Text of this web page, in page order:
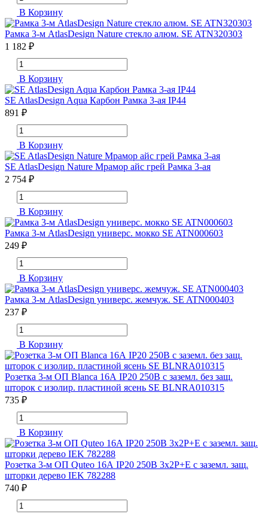
В Корзину
Рамка 3-м AtlasDesign Nature стекло алюм. SE ATN320303
1 182 ₽
В Корзину
SE AtlasDesign Aqua Карбон Рамка 3-ая IP44
891 ₽
В Корзину
SE AtlasDesign Nature Мрамор айс грей Рамка 3-ая
2 754 ₽
В Корзину
Рамка 3-м AtlasDesign универс. мокко SE ATN000603
249 ₽
В Корзину
Рамка 3-м AtlasDesign универс. жемчуж. SE ATN000403
237 ₽
В Корзину
Розетка 3-м ОП Blanca 16А IP20 250В с заземл. без защ.
шторок с изолир. пластиной ясень SE BLNRA010315
735 ₽
В Корзину
Розетка 3-м ОП Quteo 16А IP20 250В 3х2P+E с заземл. защ.
шторки дерево IEK 782288
740 ₽